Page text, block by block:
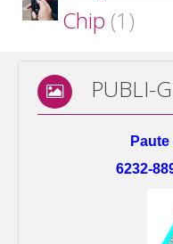
Chip (1)
PUBLI-
6232-